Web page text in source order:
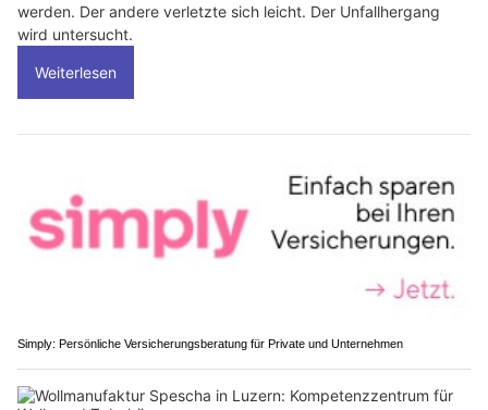
werden. Der andere verletzte sich leicht. Der Unfallhergang
wird untersucht.
Weiterlesen
Simply: Persönliche Versicherungsberatung für Private und Unternehmen